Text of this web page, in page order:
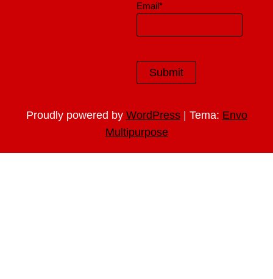
Email*
Proudly powered by WordPress | Tema: Envo
Multipurpose